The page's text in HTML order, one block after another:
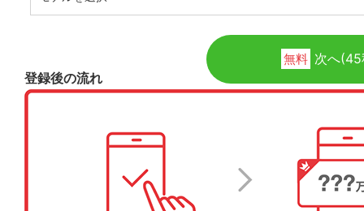
無料 次へ
登録後の流れ